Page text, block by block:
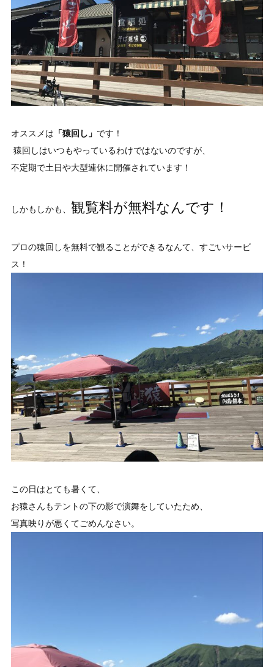
オススメは 「猿回し」 です！
猿回しはいつもやっているわけではないのですが、
不定期で土日や大型連休に開催されています！
しかもしかも、 観覧料が無料なんです！
プロの猿回しを無料で観ることができるなんて、すごいサービ
ス！
この日はとても暑くて、
お猿さんもテントの下の影で演舞をしていたため、
写真映りが悪くてごめんなさい。